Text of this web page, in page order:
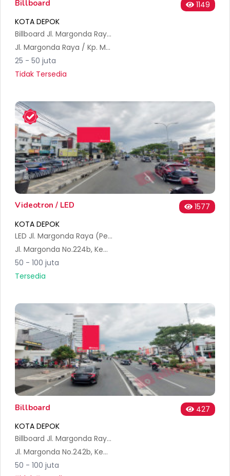
Billboard
1149
KOTA DEPOK
Billboard Jl. Margonda Raya (samping mobil 88), arah Jakarta menuju Depok
Jl. Margonda Raya / Kp. Mangga Blok Mangga No.29, RT.5/RW.12, Depok, Kec. Pancoran Mas, Kota Depok, Jawa Barat 16431, Indonesia
25 - 50 juta
Tidak Tersedia
Videotron / LED
1577
KOTA DEPOK
LED Jl. Margonda Raya (Pesona Khayangan)
Jl. Margonda No.224b, Kemiri Muka, Kecamatan Beji, Kota Depok, Jawa Barat 16432, Indonesia
50 - 100 juta
Tersedia
Billboard
427
KOTA DEPOK
Billboard Jl. Margonda Raya - Dekat Savero Hotel
Jl. Margonda No.242b, Kemiri Muka, Kecamatan Beji, Kota Depok, Jawa Barat 16432, Indonesia
50 - 100 juta